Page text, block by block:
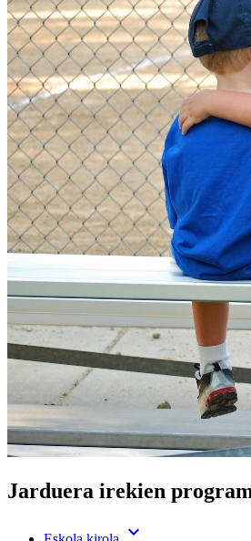
Jarduera irekien
expand_more